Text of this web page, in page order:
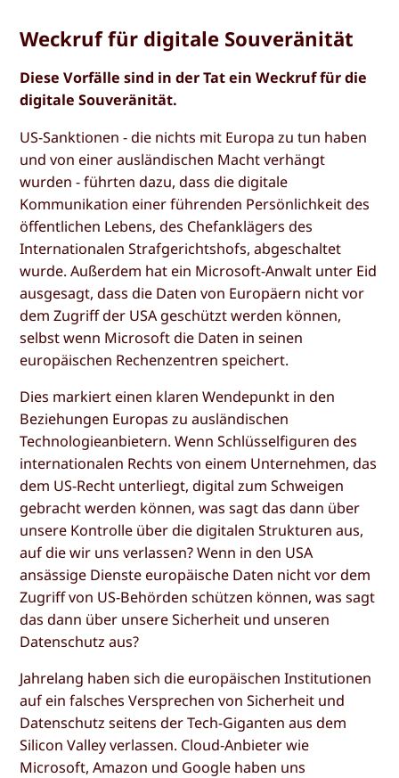
Weckruf für digitale Souveränität
Diese Vorfälle sind in der Tat ein Weckruf für die
digitale Souveränität.
US-Sanktionen - die nichts mit Europa zu tun haben
und von einer ausländischen Macht verhängt
wurden - führten dazu, dass die digitale
Kommunikation einer führenden Persönlichkeit des
öffentlichen Lebens, des Chefanklägers des
Internationalen Strafgerichtshofs, abgeschaltet
wurde. Außerdem hat ein Microsoft-Anwalt unter Eid
ausgesagt, dass die Daten von Europäern nicht vor
dem Zugriff der USA geschützt werden können,
selbst wenn Microsoft die Daten in seinen
europäischen Rechenzentren speichert.
Dies markiert einen klaren Wendepunkt in den
Beziehungen Europas zu ausländischen
Technologieanbietern. Wenn Schlüsselfiguren des
internationalen Rechts von einem Unternehmen, das
dem US-Recht unterliegt, digital zum Schweigen
gebracht werden können, was sagt das dann über
unsere Kontrolle über die digitalen Strukturen aus,
auf die wir uns verlassen? Wenn in den USA
ansässige Dienste europäische Daten nicht vor dem
Zugriff von US-Behörden schützen können, was sagt
das dann über unsere Sicherheit und unseren
Datenschutz aus?
Jahrelang haben sich die europäischen Institutionen
auf ein falsches Versprechen von Sicherheit und
Datenschutz seitens der Tech-Giganten aus dem
Silicon Valley verlassen. Cloud-Anbieter wie
Microsoft, Amazon und Google haben uns